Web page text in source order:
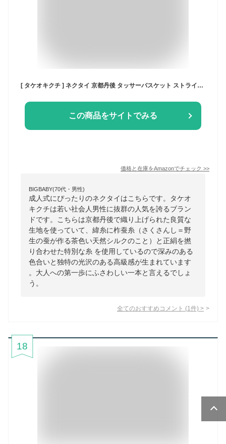
[ タケオキクチ ] ネクタイ 京都丹後 タッサーバスケット ストライプネクタイ 07004108 メンズ ボルドー(364) 00
この商品をサイトでみる
価格と在庫をAmazonでチェック >>
BIGBABY(70代・男性)
成人式にぴったりのネクタイはこちらです。タケオ
キクチは若い社会人男性に抜群の人気を誇るブラン
ドです。こちらは京都丹後で織り上げられた良質な
生地を使っていて、緯糸に柞蚕糸（さくさんし＝野
生の蚕が作る茶色い天然シルクのこと）と正絹を撚
り合わせた特別な糸 を使用しているので深みのある
色合いと独特の光沢のある高級感が生まれています
。大人への第一歩にふさわしい一本と言えるでしょ
う。
全てのおすすめコメント (1 件) >
18